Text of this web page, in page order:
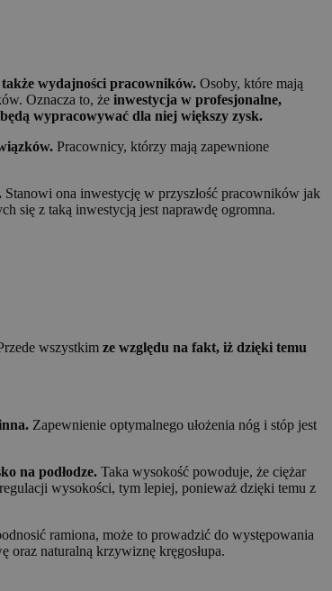
wydajności pracowników. Osoby, które mają
Oznacza to, że inwestycja w profesjonalne,
wypracowywać dla niej większy zysk.
Pracownicy, którzy mają zapewnione
Stanowi ona inwestycję w przyszłość pracowników jak
się z taką inwestycją jest naprawdę ogromna.
wszystkim ze względu na fakt, iż dzięki temu
Zapewnienie optymalnego ułożenia nóg i stóp jest
na podłodze. Taka wysokość powoduje, że ciężar
wysokości, tym lepiej, ponieważ dzięki temu z
ramiona, może to prowadzić do występowania
oraz naturalną krzywiznę kręgosłupa.